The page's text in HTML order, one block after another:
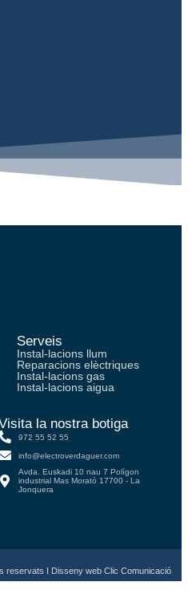
Serveis
Instal-lacions llum
Reparacions elèctriques
Instal-lacions gas
Instal-lacions aigua
la nostra botiga
972 55 52 55
info@electroverdaguer.com
Avda. Euskadi 10 nau 7 Polígon
industrial Mas Morató 17700 - La
Jonquera
reservats I Disseny web Clic Comunicació